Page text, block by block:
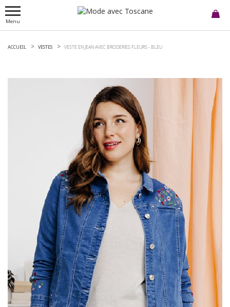
Menu
ACCUEIL VESTES VESTE EN JEAN AVEC BRODERIES FLEURS - BLEU